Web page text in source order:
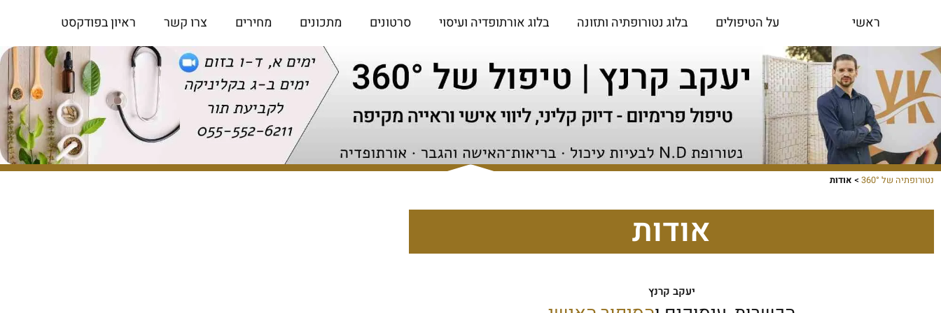
ראשי על הטיפולים בלוג נטורופתיה ותזונה בלוג אורתופדיה ועיסוי סרטונים מתכונים מחירים צרו קשר ראיון בפודקסט
נטורופתיה של 360° > אודות
אודות
יעקב קרנץ